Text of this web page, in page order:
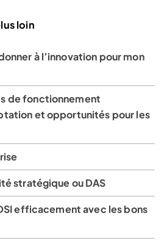
loin
à l’innovation pour mon
de fonctionnement
et opportunités pour les
stratégique ou DAS
efficacement avec les bons